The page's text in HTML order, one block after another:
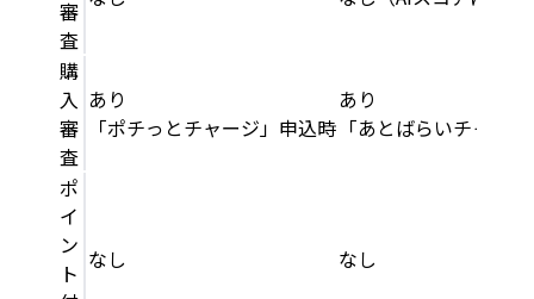
審
査
購
入
審
査
あり
「ポチっとチャージ」申込時
あり
「あとばらいチャー
ポ
イ
ン
ト なし なし